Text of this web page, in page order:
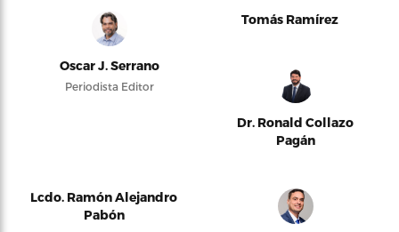
Oscar J. Serrano
Periodista Editor
Tomás Ramírez
Dr. Ronald Collazo
Pagán
Lcdo. Ramón Alejandro
Pabón